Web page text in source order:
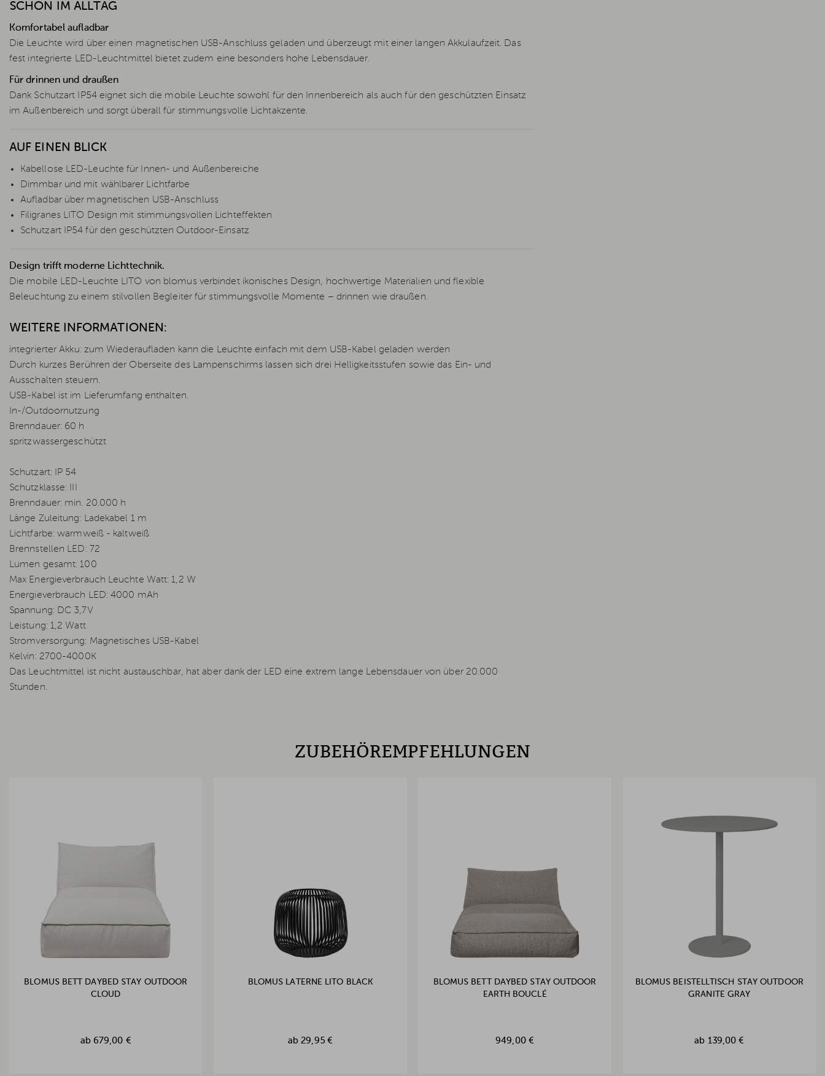
SCHÖN IM ALLTAG
Komfortabel aufladbar
Die Leuchte wird über einen magnetischen USB-Anschluss geladen und überzeugt mit einer langen Akkulaufzeit. Das
fest integrierte LED-Leuchtmittel bietet zudem eine besonders hohe Lebensdauer.
Für drinnen und draußen
Dank Schutzart IP54 eignet sich die mobile Leuchte sowohl für den Innenbereich als auch für den geschützten Einsatz
im Außenbereich und sorgt überall für stimmungsvolle Lichtakzente.
AUF EINEN BLICK
Kabellose LED-Leuchte für Innen- und Außenbereiche
Dimmbar und mit wählbarer Lichtfarbe
Aufladbar über magnetischen USB-Anschluss
Filigranes LITO Design mit stimmungsvollen Lichteffekten
Schutzart IP54 für den geschützten Outdoor-Einsatz
Design trifft moderne Lichttechnik.
Die mobile LED-Leuchte LITO von blomus verbindet ikonisches Design, hochwertige Materialien und flexible
Beleuchtung zu einem stilvollen Begleiter für stimmungsvolle Momente – drinnen wie draußen.
WEITERE INFORMATIONEN:
integrierter Akku: zum Wiederaufladen kann die Leuchte einfach mit dem USB-Kabel geladen werden
Durch kurzes Berühren der Oberseite des Lampenschirms lassen sich drei Helligkeitsstufen sowie das Ein- und
Ausschalten steuern.
USB-Kabel ist im Lieferumfang enthalten.
In-/Outdoornutzung
Brenndauer: 60 h
spritzwassergeschützt
Schutzart: IP 54
Schutzklasse: III
Brenndauer: min. 20.000 h
Länge Zuleitung: Ladekabel 1 m
Lichtfarbe: warmweiß - kaltweiß
Brennstellen LED: 72
Lumen gesamt: 100
Max Energieverbrauch Leuchte Watt: 1,2 W
Energieverbrauch LED: 4000 mAh
Spannung: DC 3,7V
Leistung: 1,2 Watt
Stromversorgung: Magnetisches USB-Kabel
Kelvin: 2700-4000K
Das Leuchtmittel ist nicht austauschbar, hat aber dank der LED eine extrem lange Lebensdauer von über 20.000
Stunden.
ZUBEHÖREMPFEHLUNGEN
BLOMUS BETT DAYBED STAY OUTDOOR
CLOUD
ab 679,00 €
BLOMUS LATERNE LITO BLACK
ab29,95 €
BLOMUS BETT DAYBED STAY OUTDOOR
EARTH BOUCLÉ
949,00 €
BLOMUS BEISTELLTISCH STAY OUTDOOR
GRANITE GRAY
ab 139,00 €